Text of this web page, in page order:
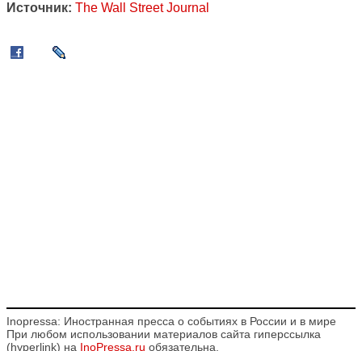
Источник: The Wall Street Journal
Inopressa: Иностранная пресса о событиях в России и в мире
При любом использовании материалов сайта гиперссылка
(hyperlink) на InoPressa.ru обязательна.